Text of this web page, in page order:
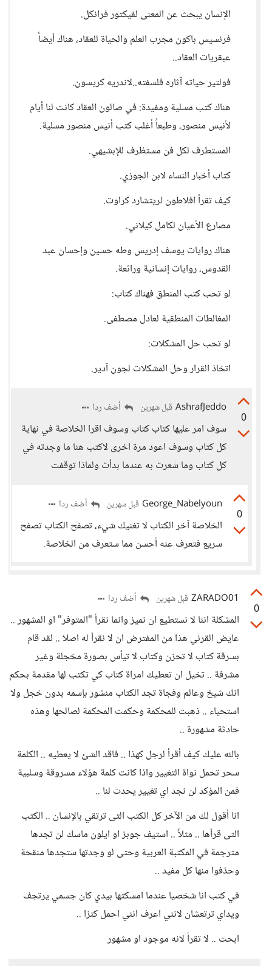
الإنسان يبحث عن المعنى لفيكتور فرانكل.
فرنسيس باكون مجرب العلم والحياة للعقاد، هناك أيضاً
عبقريات العقاد..
فولتير حياته آثاره فلسفته..لاندريه كريسون.
هناك كتب مسلية ومفيدة: في صالون العقاد كانت لنا أيام
لأنيس منصور، وطبعاً أغلب كتب أنيس منصور مسلية.
المستطرف لكل فن مستظرف للإبشيهي.
كتاب أخبار النساء لابن الجوزي.
كيف تقرأ افلاطون لريتشارد كراوت.
مصارع الأعيان لكامل كيلاني.
هناك روايات يوسف إدريس وطه حسين وإحسان عبد
القدوس، روايات إنسانية ورائعة.
لو تحب كتب المنطق فهناك كتاب:
المغالطات المنطقية لعادل مصطفى.
لو تحب حل المشكلات:
اتخاذ القرار وحل المشكلات لجون آدير.
0
AshrafJeddo قبل شهرين أضف ردا
سوف امر عليها كتاب كتاب وسوف اقرا الخلاصة في نهاية
كل كتاب وسوف اعود مرة اخرى لاكتب هنا ما وجدته في
كل كتاب وما شعرت به عندما بدأت ولماذا توقفت
0
George_Nabelyoun قبل شهرين أضف ردا
الخلاصة آخر الكتاب لا تغنيك شيء، تصفح الكتاب تصفح
سريع فتعرف عنه أحسن مما ستعرف من الخلاصة.
0
ZARADO01 قبل شهرين أضف ردا
المشكلة اننا لا نستطيع ان نميز وانما نقرأ "المتوفر" او المشهور ..
عايض القرني هذا من المفترض ان لا نقرأ له اصلا .. لقد قام
بسرقة كتاب لا تحزن وكتاب لا تيأس بصورة مخجلة وغير
مشرفة .. تخيل ان تعطيك امراة كتاب كي تكتب لها مقدمة بحكم
انك شيخ وعالم وفجاة تجد الكتاب منشور بإسمه بدون خجل ولا
استحياء .. ذهبت للمحكمة وحكمت المحكمة لصالحها وهذه
حادثة مشهورة ..
بالله عليك كيف أقرأ لرجل كهذا .. فاقد الشئ لا يعطيه .. الكلمة
سحر تحمل نواة التغيير واذا كانت كلمة هؤلاء مسروقة وسلبية
فمن المؤكد لن نجد اي تغيير يحدث لنا ..
انا أقول لك من الآخر كل الكتب التى ترتقي بالإنسان .. الكتب
التى قرأها .. مثلاً .. استيف جوبز او ايلون ماسك لن تجدها
مترجمة في المكتبة العربية وحتى لو وجدتها ستجدها منقحة
وحذفوا منها كل مفيد ..
في كتب انا شخصيا عندما امسكتها بيدي كان جسمي يرتجف
ويداي ترتعشان لانني اعرف انني احمل كنزا ..
ابحث .. لا تقرأ لانه موجود او مشهور